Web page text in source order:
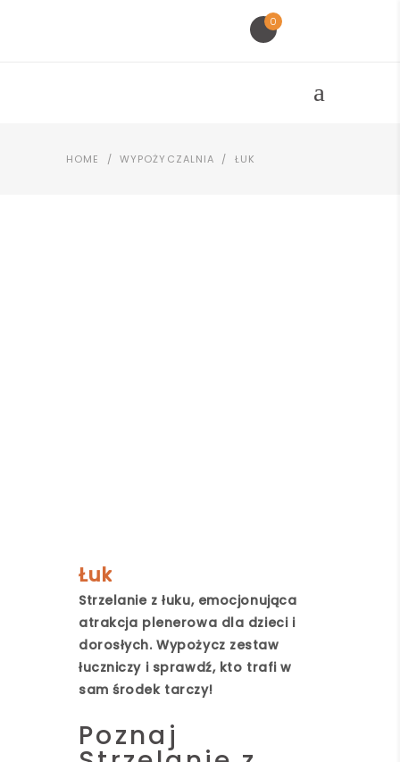
0
HOME / WYPOŻYCZALNIA / ŁUK
Łuk
Strzelanie z łuku, emocjonująca
atrakcja plenerowa dla dzieci i
dorosłych. Wypożycz zestaw
łuczniczy i sprawdź, kto trafi w
sam środek tarczy!
Poznaj